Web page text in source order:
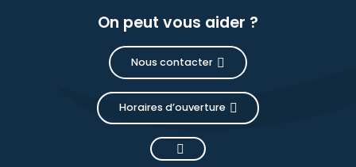
On peut vous aider ?
Nous contacter
Horaires d’ouverture